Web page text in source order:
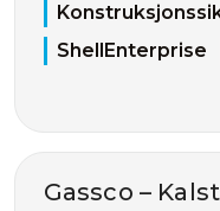
ShellEnterprise
Gassco –